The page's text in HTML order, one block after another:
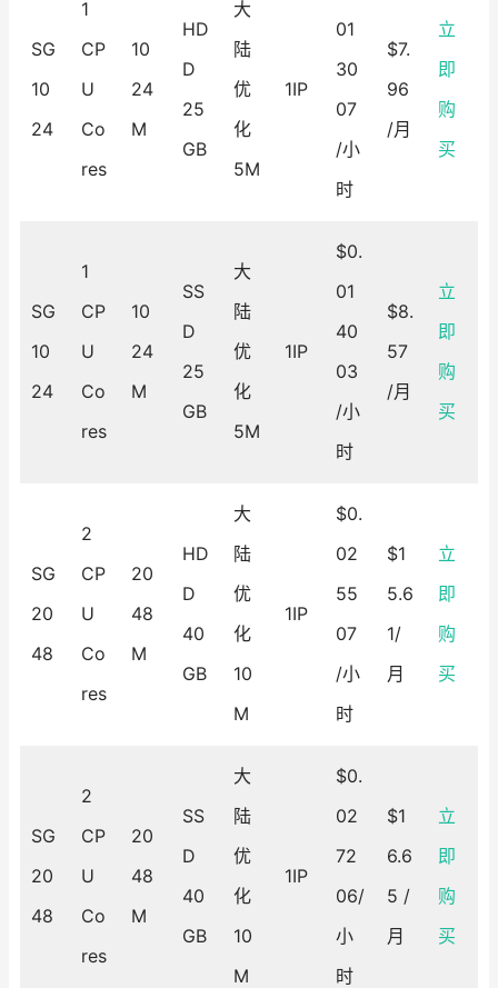
SG
10
24
1
CP
U
Co
res
10
24
M
HD
D
25
GB
大
陆
优
化
5M
1IP
01
30
07
/小
时
$7.
96
/月
立
即
购
买
SG
10
24
1
CP
U
Co
res
10
24
M
SS
D
25
GB
大
陆
优
化
5M
1IP
$0.
01
40
03
/小
时
$8.
57
/月
立
即
购
买
SG
20
48
2
CP
U
Co
res
20
48
M
HD
D
40
GB
大
陆
优
化
10
M
1IP
$0.
02
55
07
/小
时
$1
5.6
1/
月
立
即
购
买
SG
20
48
2
CP
U
Co
res
20
48
M
SS
D
40
GB
大
陆
优
化
10
M
1IP
$0.
02
72
06/
小
时
$1
6.6
5 /
月
立
即
购
买